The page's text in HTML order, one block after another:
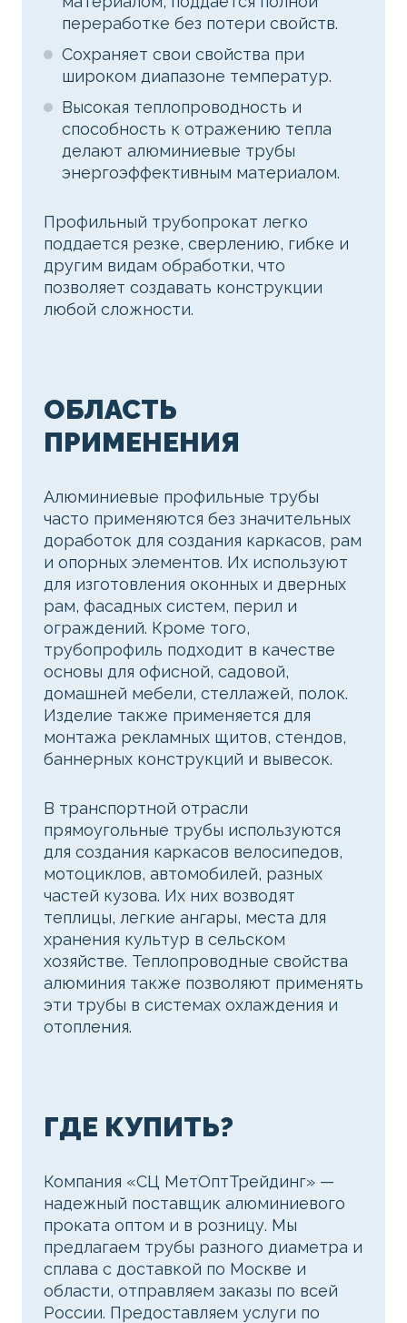
переработке без потери свойств.
Сохраняет свои свойства при
широком диапазоне температур.
Высокая теплопроводность и
способность к отражению тепла
делают алюминиевые трубы
энергоэффективным материалом.
Профильный трубопрокат легко
поддается резке, сверлению, гибке и
другим видам обработки, что
позволяет создавать конструкции
любой сложности.
ОБЛАСТЬ
ПРИМЕНЕНИЯ
Алюминиевые профильные трубы
часто применяются без значительных
доработок для создания каркасов, рам
и опорных элементов. Их используют
для изготовления оконных и дверных
рам, фасадных систем, перил и
ограждений. Кроме того,
трубопрофиль подходит в качестве
основы для офисной, садовой,
домашней мебели, стеллажей, полок.
Изделие также применяется для
монтажа рекламных щитов, стендов,
баннерных конструкций и вывесок.
В транспортной отрасли
прямоугольные трубы используются
для создания каркасов велосипедов,
мотоциклов, автомобилей, разных
частей кузова. Их них возводят
теплицы, легкие ангары, места для
хранения культур в сельском
хозяйстве. Теплопроводные свойства
алюминия также позволяют применять
эти трубы в системах охлаждения и
отопления.
ГДЕ КУПИТЬ?
Компания «СЦ МетОптТрейдинг» —
надежный поставщик алюминиевого
проката оптом и в розницу. Мы
предлагаем трубы разного диаметра и
сплава с доставкой по Москве и
области, отправляем заказы по всей
России. Предоставляем услуги по